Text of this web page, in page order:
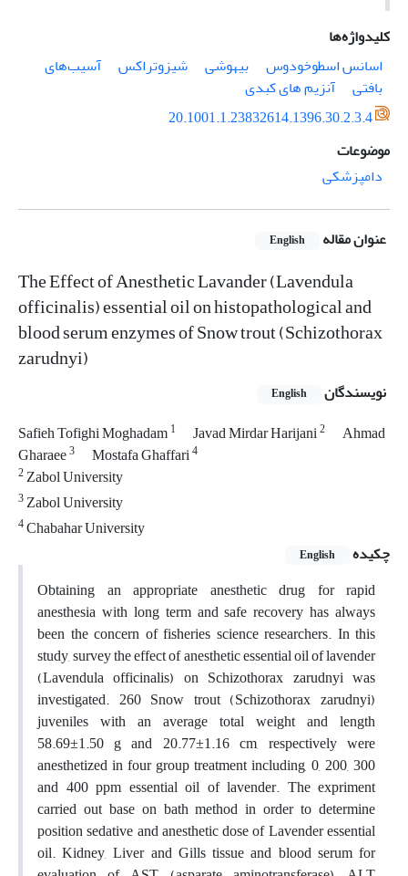
کلیدواژه‌ها
اسانس اسطوخودوس
بیهوشی شیزوتراکس
آسیب‌های
بافتی
آنزیم های کبدی
20.1001.1.23832614.1396.30.2.3.4
موضوعات
دامپزشکی
عنوان مقاله English
The Effect of Anesthetic Lavander (Lavendula
officinalis) essential oil on histopathological and
blood serum enzymes of Snow trout (Schizothorax
zarudnyi)
نویسندگان English
Safieh Tofighi Moghadam1 Javad Mirdar Harijani2
Ahmad
Gharaee3 Mostafa Ghaffari4
2Zabol University
3Zabol University
4Chabahar University
چکیده
English
Obtaining an appropriate anesthetic drug for rapid
anesthesia with long term and safe recovery has always
been the concern of fisheries science researchers. In this
study, survey the effect of anesthetic essential oil of lavender
(Lavendula officinalis) on Schizothorax zarudnyi was
investigated. 260 Snow trout (Schizothorax zarudnyi)
juveniles with an average total weight and length
58.69±1.50 g and 20.77±1.16 cm, respectively were
anesthetized in four group treatment including, 0, 200, 300
and 400 ppm essential oil of lavender. The expriment
carried out base on bath method in order to determine
position sedative and anesthetic dose of Lavender essential
oil. Kidney, Liver and Gills tissue and blood serum for